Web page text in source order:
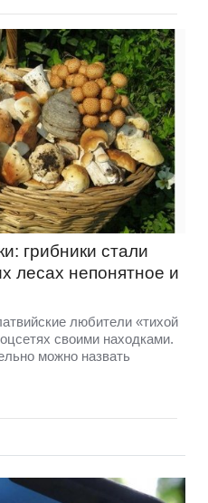
грибники стали
лесах непонятное и
любители «тихой
своими находками.
можно назвать